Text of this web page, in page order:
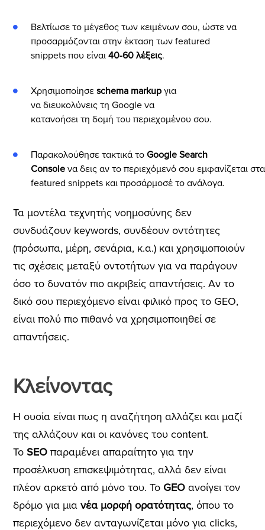
Βελτίωσε το μέγεθος των κειμένων σου, ώστε να
προσαρμόζονται στην έκταση των featured
snippets που είναι 40-60 λέξεις.
Χρησιμοποίησε schema markupγια
να διευκολύνεις τη Google να
κατανοήσει τη δομή του περιεχομένου σου.
Παρακολούθησε τακτικά τοGoogle Search
Consoleνα δεις αν το περιεχόμενό σου εμφανίζεται στα
featured snippets και προσάρμοσέ το ανάλογα.
Τα μοντέλα τεχνητής νοημοσύνης δεν
συνδυάζουν keywords, συνδέουν οντότητες
(πρόσωπα, μέρη, σενάρια, κ.α.) και χρησιμοποιούν
τις σχέσεις μεταξύ οντοτήτων για να παράγουν
όσο το δυνατόν πιο ακριβείς απαντήσεις. Αν το
δικό σου περιεχόμενο είναι φιλικό προς το GEO,
είναι πολύ πιο πιθανό να χρησιμοποιηθεί σε
απαντήσεις.
Κλείνοντας
Η ουσία είναι πως η αναζήτηση αλλάζει και μαζί
της αλλάζουν και οι κανόνες του content.
Το SEOπαραμένει απαραίτητο για την
προσέλκυση επισκεψιμότητας, αλλά δεν είναι
πλέον αρκετό από μόνο του. Το GEOανοίγει τον
δρόμο για μια νέα μορφή ορατότητας, όπου το
περιεχόμενο δεν ανταγωνίζεται μόνο για clicks,